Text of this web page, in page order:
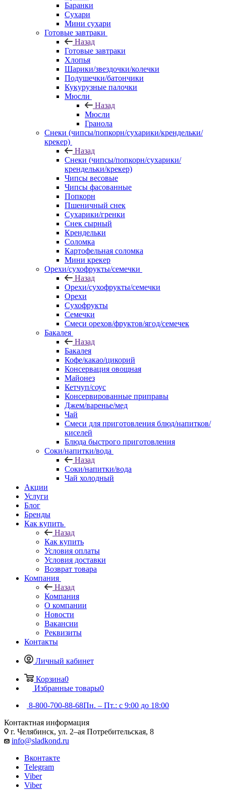
Баранки
Сухари
Мини сухари
Готовые завтраки
Назад
Готовые завтраки
Хлопья
Шарики/звездочки/колечки
Подушечки/батончики
Кукурузные палочки
Мюсли
Назад
Мюсли
Гранола
Снеки (чипсы/попкорн/сухарики/крендельки/
крекер)
Назад
Снеки (чипсы/попкорн/сухарики/
крендельки/крекер)
Чипсы весовые
Чипсы фасованные
Попкорн
Пшеничный снек
Сухарики/гренки
Снек сырный
Крендельки
Соломка
Картофельная соломка
Мини крекер
Орехи/сухофрукты/семечки
Назад
Орехи/сухофрукты/семечки
Орехи
Сухофрукты
Семечки
Смеси орехов/фруктов/ягод/семечек
Бакалея
Назад
Бакалея
Кофе/какао/цикорий
Консервация овощная
Майонез
Кетчуп/соус
Консервированные приправы
Джем/варенье/мед
Чай
Смеси для приготовления блюд/напитков/
киселей
Блюда быстрого приготовления
Соки/напитки/вода
Назад
Соки/напитки/вода
Чай холодный
Акции
Услуги
Блог
Бренды
Как купить
Назад
Как купить
Условия оплаты
Условия доставки
Возврат товара
Компания
Назад
Компания
О компании
Новости
Вакансии
Реквизиты
Контакты
Личный кабинет
Корзина0
Избранные товары0
8-800-700-88-68Пн. – Пт.: с 9:00 до 18:00
Контактная информация
г. Челябинск, ул. 2–ая Потребительская, 8
info@sladkond.ru
Вконтакте
Telegram
Viber
Viber